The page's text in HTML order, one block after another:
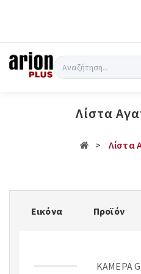
Σύνδεση χρήση
Αναζήτηση
Λίστα
Λίστα
Εικόνα Προϊόν
ΚΑΜΕΡΑ